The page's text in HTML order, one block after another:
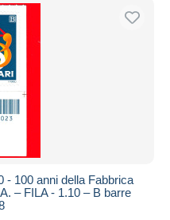
- 100 anni della Fabbrica
– FILA - 1.10 – B barre